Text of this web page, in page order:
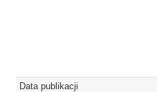
Data publikacji